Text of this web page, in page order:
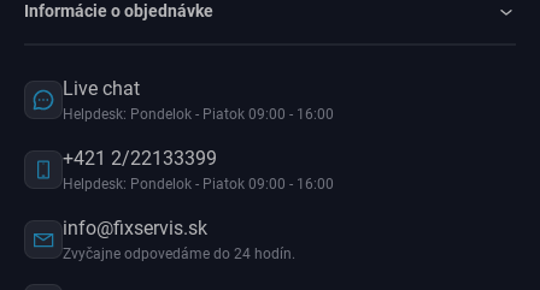
Informácie o objednávke
Live chat
Helpdesk: Pondelok - Piatok 09:00 - 16:00
+421 2/22133399
Helpdesk: Pondelok - Piatok 09:00 - 16:00
info@fixservis.sk
Zvyčajne odpovedáme do 24 hodín.